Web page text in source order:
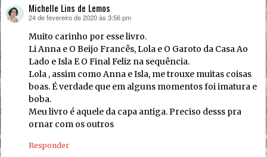
Michelle Lins de Lemos
disse:
24 de fevereiro de 2020 às 3:56 pm
Muito carinho por esse livro.
Li Anna e O Beijo Francês, Lola e O Garoto da Casa Ao
Lado e Isla E O Final Feliz na sequência.
Lola , assim como Anna e Isla, me trouxe muitas coisas
boas. É verdade que em alguns momentos foi imatura e
boba.
Meu livro é aquele da capa antiga. Preciso desss pra
ornar com os outros
Responder